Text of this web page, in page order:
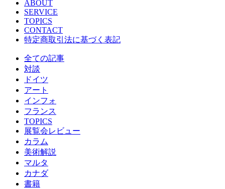
ABOUT
SERVICE
TOPICS
CONTACT
特定商取引法に基づく表記
全ての記事
対談
ドイツ
アート
インフォ
フランス
TOPICS
展覧会レビュー
カラム
美術解説
マルタ
カナダ
書籍